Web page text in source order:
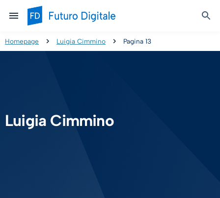
Homepage Luigia Cimmino Pagina 13
Luigia Cimmino